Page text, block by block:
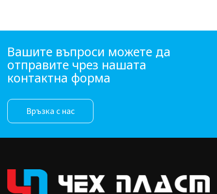
Вашите въпроси можете да
отправите чрез нашата
контактна форма
Връзка с нас